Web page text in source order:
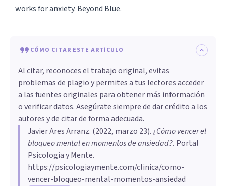
works for anxiety. Beyond Blue.
CÓMO CITAR ESTE ARTÍCULO
Al citar, reconoces el trabajo original, evitas
problemas de plagio y permites a tus lectores acceder
a las fuentes originales para obtener más información
o verificar datos. Asegúrate siempre de dar crédito a los
autores y de citar de forma adecuada.
Javier Ares Arranz. (2022, marzo 23).¿Cómo vencer el
bloqueo mental en momentos de ansiedad?. Portal
Psicología y Mente.
https://psicologiaymente.com/clinica/como-
vencer-bloqueo-mental-momentos-ansiedad